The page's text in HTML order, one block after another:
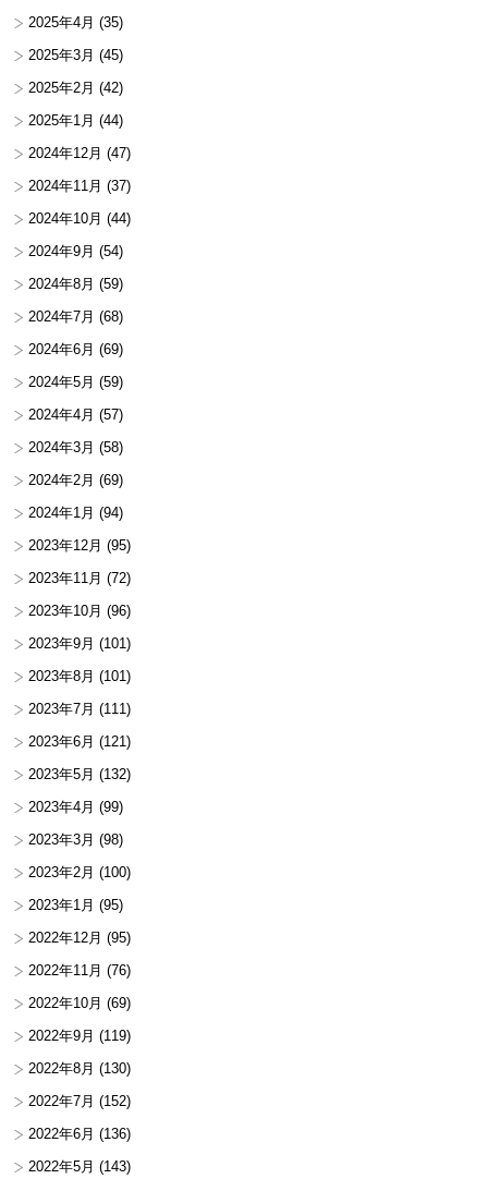
2025年4月 (35)
2025年3月 (45)
2025年2月 (42)
2025年1月 (44)
2024年12月 (47)
2024年11月 (37)
2024年10月 (44)
2024年9月 (54)
2024年8月 (59)
2024年7月 (68)
2024年6月 (69)
2024年5月 (59)
2024年4月 (57)
2024年3月 (58)
2024年2月 (69)
2024年1月 (94)
2023年12月 (95)
2023年11月 (72)
2023年10月 (96)
2023年9月 (101)
2023年8月 (101)
2023年7月 (111)
2023年6月 (121)
2023年5月 (132)
2023年4月 (99)
2023年3月 (98)
2023年2月 (100)
2023年1月 (95)
2022年12月 (95)
2022年11月 (76)
2022年10月 (69)
2022年9月 (119)
2022年8月 (130)
2022年7月 (152)
2022年6月 (136)
2022年5月 (143)